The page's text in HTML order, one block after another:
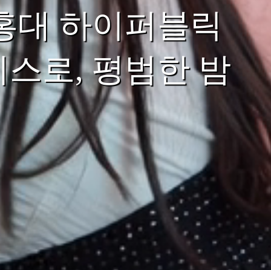
대 하이퍼블릭
로, 평범한 밤